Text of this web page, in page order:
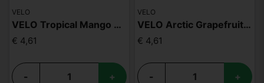
VELO
VELO Tropical Mango High Nic
€ 4,61
- +
VELO
VELO Arctic Grapefruit Normal
€ 4,61
- +